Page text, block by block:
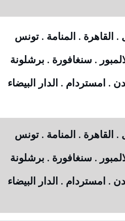
القاهرة . المنامة . تونس
. سنغافورة . برشلونة
. امستردام . الدار البيضاء
القاهرة . المنامة . تونس
. سنغافورة . برشلونة
. امستردام . الدار البيضاء